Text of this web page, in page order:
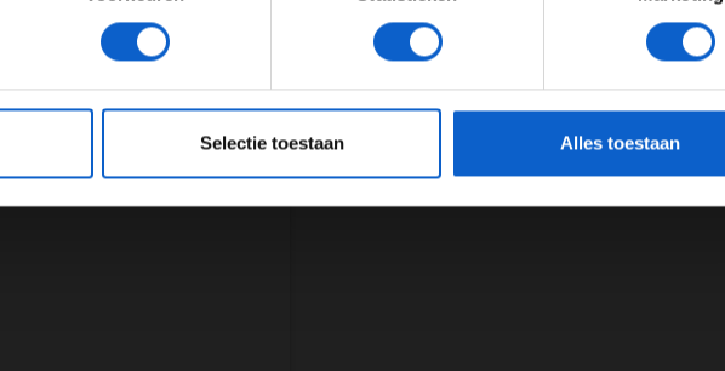
Selectie toestaan Alles toestaan
JONGER DAN 24 24 JAAR OF OUDER
onsprivacybeleidvoor meer informatie over gegevensgebruik en -bescherming.